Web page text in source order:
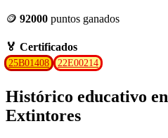
🪙 92000 puntos ganados
🏅 Certificados
25B01408 22E00214
Histórico educativo
Extintores